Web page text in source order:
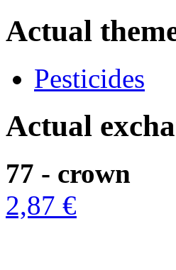
Actual
Pesticides
Actual
77 - crown
2,87 €